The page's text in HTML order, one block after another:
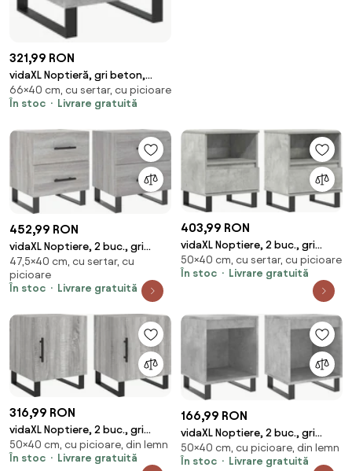
321,99 RON
vidaXL Noptieră, gri beton,
40x40x66 cm, lemn compozit
66×40 cm, cu sertar, cu picioare
În stoc
Livrare gratuită
452,99 RON
vidaXL Noptiere, 2 buc., gri
sonoma, 40x35x47,5 cm, lemn
compozit
47,5×40 cm, cu sertar, cu
picioare
În stoc
Livrare gratuită
403,99 RON
vidaXL Noptiere, 2 buc., gri
beton, 40x35x50 cm, lemn
compozit
50×40 cm, cu sertar, cu picioare
În stoc
Livrare gratuită
316,99 RON
vidaXL Noptiere, 2 buc., gri
sonoma, 40x40x50 cm, lemn
compozit
50×40 cm, cu picioare, din lemn
În stoc
Livrare gratuită
166,99 RON
vidaXL Noptiere, 2 buc., gri
beton, 40x35x50 cm, lemn
compozit
50×40 cm, cu picioare, din lemn
În stoc
Livrare gratuită